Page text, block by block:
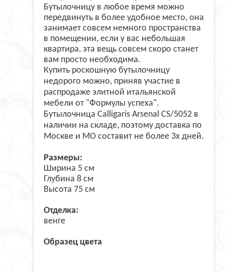
Бутылочницу в любое время можно
передвинуть в более удобное место, она
занимает совсем немного пространства
в помещении, если у вас небольшая
квартира, эта вещь совсем скоро станет
вам просто необходима.
Купить роскошную бутылочницу
недорого можно, приняв участие в
распродаже элитной итальянской
мебели от "Формулы успеха".
Бутылочница Calligaris Arsenal CS/5052 в
наличии на складе, поэтому доставка по
Москве и МО составит не более 3х дней.
Размеры:
Ширина 5 см
Глубина 8 см
Высота 75 см
Отделка:
венге
Образец цвета